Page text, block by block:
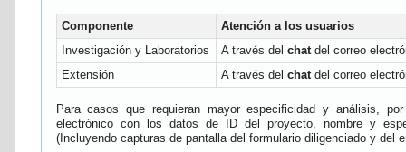
Componente
Atención a los usuarios
Investigación y Laboratorios
A través del chatdel correo
Extensión
A través del chatdel correo
Para casos que requieran mayor especificidad y análisis,
electrónico con los datos de ID del proyecto, nombre y
(Incluyendo capturas de pantalla del formulario diligenciado y del